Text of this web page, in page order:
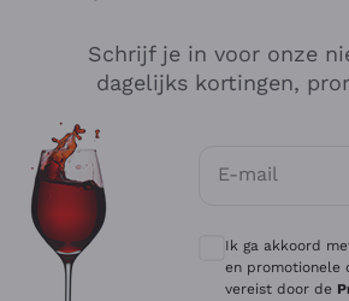
Antinori
Ca' del Bosco
Schrijf je in voor onze
dagelijks kortingen,
E-mail
Optionele
Ik ga akkoord
en promotionele
vereist door de